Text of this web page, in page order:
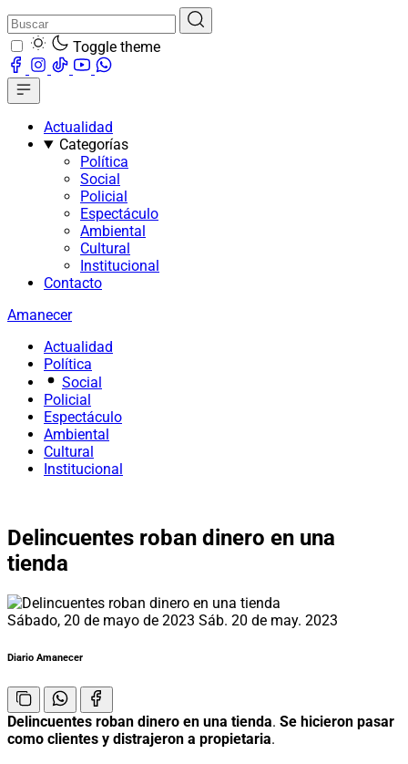
Toggle theme
Actualidad
Categorías
Política
Social
Policial
Espectáculo
Ambiental
Cultural
Institucional
Contacto
Amanecer
Actualidad
Política
Social
Policial
Espectáculo
Ambiental
Cultural
Institucional
Delincuentes roban dinero en una
tienda
Sábado, 20 de mayo de 2023 Sáb. 20 de may. 2023
Diario Amanecer
Delincuentes roban dinero en una tienda. Se hicieron pasar
como clientes y distrajeron a propietaria.